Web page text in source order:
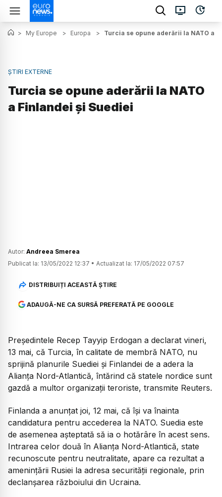
> My Europe > Europa > Turcia se opune aderării la NATO a
ȘTIRI EXTERNE
Turcia se opune aderării la NATO
a Finlandei și Suediei
Autor: Andreea Smerea
Publicat la: 13/05/2022 12:37 • Actualizat la: 17/05/2022 07:57
DISTRIBUIȚI ACEASTĂ ȘTIRE
ADAUGĂ-NE CA SURSĂ PREFERATĂ PE GOOGLE
Președintele Recep Tayyip Erdogan a declarat vineri,
13 mai, că Turcia, în calitate de membră NATO, nu
sprijină planurile Suediei și Finlandei de a adera la
Alianța Nord-Atlantică, întărind că statele nordice sunt
gazdă a multor organizații teroriste, transmite Reuters.
Finlanda a anunțat joi, 12 mai, că își va înainta
candidatura pentru accederea la NATO. Suedia este
de asemenea așteptată să ia o hotărâre în acest sens.
Intrarea celor două în Alianța Nord-Atlantică, state
recunoscute pentru neutralitate, apare ca rezultat a
amenințării Rusiei la adresa securității regionale, prin
declanșarea războiului din Ucraina.